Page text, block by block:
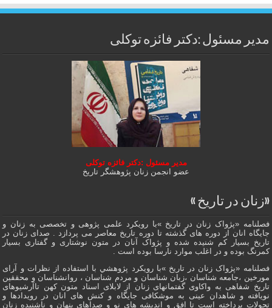
مدیر مسئول :دکتر فائزه توکلی
مدیر مسئول :دکتر فائزه توکلی
عضو انجمن زنان پژوهشگر تاریخ
«زنان در تاریخ »
فصلنامه «پژواک زنان در تاریخ »با رویکرد علمی پژوهى و تخصصی به زنان و
جایگاه انان از دوره هاى گذشته تا دوره تاریخ معاصر می پردازد . صدای زنان در
تاریخ بسیار کم شنیده شده و پژواک آنان در متون نوشتاری و گفتاری بسیار
کمرنگ بوده و در اغلب موارد نارسا بوده است .
فصلنامه «پژواک زنان در تاریخ »با رویکرد پژوهشي با استفاده از نظرات و آرای
مورخین ،جامعه شناسان ،زبان شناسان و مردم شناسان ، روانشناسان و محققین
تاریخ شفاهی به واکاوی گفتمانهاى زنان از لابلای اسناد متون کهن تاآرشیوهای
نویافته و شاهدان عينى به موشکافی جايگاه و كنش هاى انان در رویدادها و
تحولات پرداخته است تا افق و اندیشه های نو و صداهای پنهان و ناشنیده زنان